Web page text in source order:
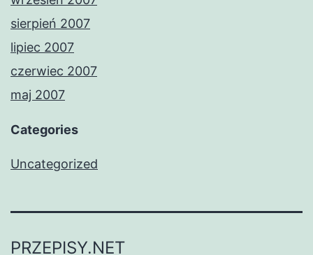
sierpień 2007
lipiec 2007
czerwiec 2007
maj 2007
Categories
Uncategorized
PRZEPISY.NET